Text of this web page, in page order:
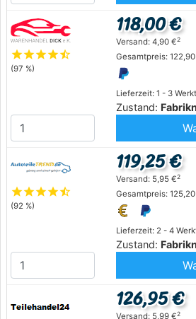
starstarstarstarstar_half
(97 %)
Lieferzeit: 1 - 3
Zustand:
118,00 €
Versand: 4,90 €2
Gesamtpreis:
starstarstarstarstar_half
(92 %)
Lieferzeit: 2 - 4
Zustand:
119,25 €
Versand: 5,95 €2
Gesamtpreis:
126,95 €
Versand: 5,99 €2